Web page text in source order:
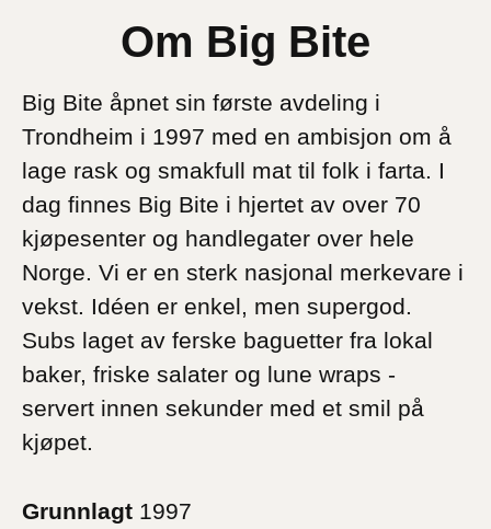
Om Big Bite
Big Bite åpnet sin første avdeling i
Trondheim i 1997 med en ambisjon om å
lage rask og smakfull mat til folk i farta. I
dag finnes Big Bite i hjertet av over 70
kjøpesenter og handlegater over hele
Norge. Vi er en sterk nasjonal merkevare i
vekst. Idéen er enkel, men supergod.
Subs laget av ferske baguetter fra lokal
baker, friske salater og lune wraps -
servert innen sekunder med et smil på
kjøpet.
Grunnlagt 1997